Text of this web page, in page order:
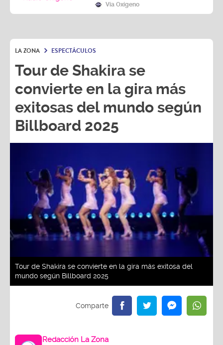
Vía Oxígeno
LA ZONA ESPECTÁCULOS
Tour de Shakira se
convierte en la gira más
exitosas del mundo según
Billboard 2025
Tour de Shakira se convierte en la gira más exitosa del
mundo según Billboard 2025
Redacción La Zona